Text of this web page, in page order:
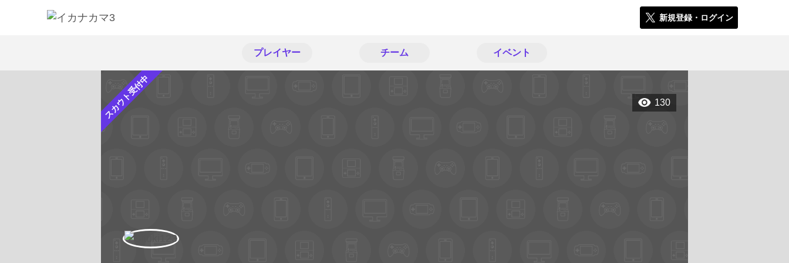
新規登録・ログイン
プレイヤー チーム イベント
スカウト受付中 130